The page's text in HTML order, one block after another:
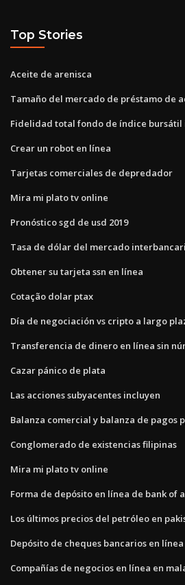
Top Stories
Aceite de arenisca
Tamaño del mercado de préstamo de
Fidelidad total fondo de índice
Crear un robot en línea
Tarjetas comerciales de depredador
Mira mi plato tv online
Pronóstico sgd de usd 2019
Tasa de dólar del mercado
Obtener su tarjeta ssn en línea
Cotação dolar ptax
Día de negociación vs cripto a largo
Transferencia de dinero en línea sin
Cazar pánico de plata
Las acciones subyacentes incluyen
Balanza comercial y balanza de pagos
Conglomerado de existencias filipinas
Mira mi plato tv online
Forma de depósito en línea de bank of
Los últimos precios del petróleo en
Depósito de cheques bancarios en línea
Compañías de negocios en línea en